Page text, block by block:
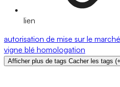
lien
autorisation de mise sur le marché
vigne blé homologation
Afficher plus de tags Cacher les tags (+